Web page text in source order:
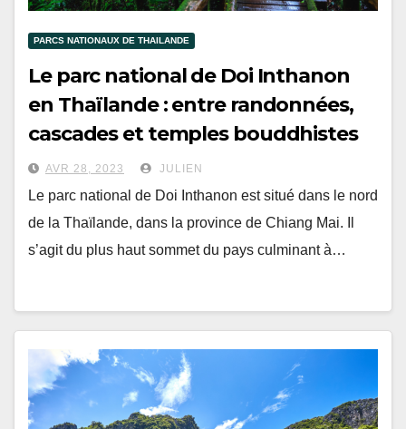
PARCS NATIONAUX DE THAILANDE
Le parc national de Doi Inthanon
en Thaïlande : entre randonnées,
cascades et temples bouddhistes
AVR 28, 2023 JULIEN
Le parc national de Doi Inthanon est situé dans le nord
de la Thaïlande, dans la province de Chiang Mai. Il
s’agit du plus haut sommet du pays culminant à…